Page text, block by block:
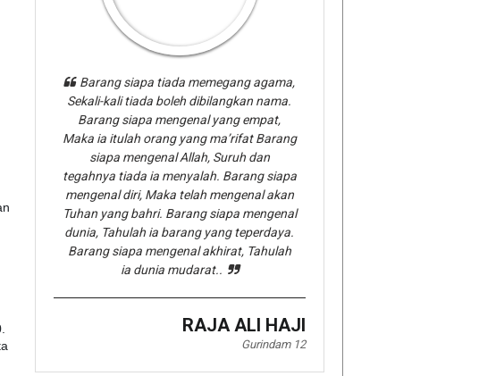
Barang siapa tiada memegang agama,
Sekali-kali tiada boleh dibilangkan nama.
Barang siapa mengenal yang empat,
Maka ia itulah orang yang ma’rifat Barang
siapa mengenal Allah, Suruh dan
tegahnya tiada ia menyalah. Barang siapa
mengenal diri, Maka telah mengenal akan
Tuhan yang bahri. Barang siapa mengenal
dunia, Tahulah ia barang yang teperdaya.
Barang siapa mengenal akhirat, Tahulah
ia dunia mudarat..
RAJA ALI HAJI
Gurindam 12